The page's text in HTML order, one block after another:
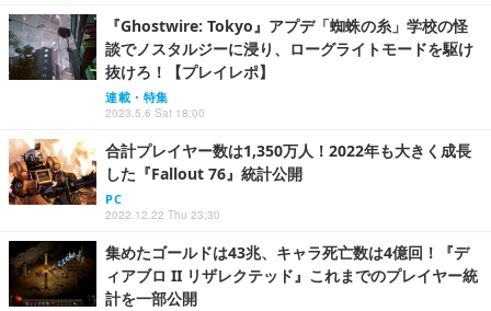
『Ghostwire: Tokyo』アプデ「蜘蛛の糸」学校の怪
談でノスタルジーに浸り、ローグライトモードを駆け
抜けろ！【プレイレポ】
連載・特集
2023.5.6 Sat 18:00
合計プレイヤー数は1,350万人！2022年も大きく成長
した『Fallout 76』統計公開
PC
2022.12.22 Thu 23:30
集めたゴールドは43兆、キャラ死亡数は4億回！『デ
ィアブロ II リザレクテッド』これまでのプレイヤー統
計を一部公開